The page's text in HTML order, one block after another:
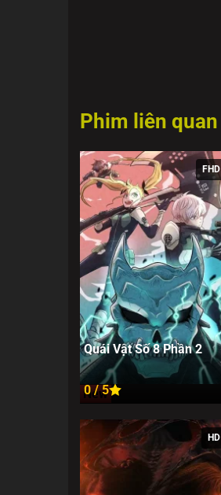
Phim liên quan
FHD
New
Quái Vật Số 8 Phần 2
0 / 5
HD